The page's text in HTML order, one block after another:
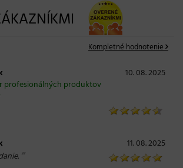
Kompletné hodnotenie
10. 08. 2025
profesionálných produktov
11. 08. 2025
“